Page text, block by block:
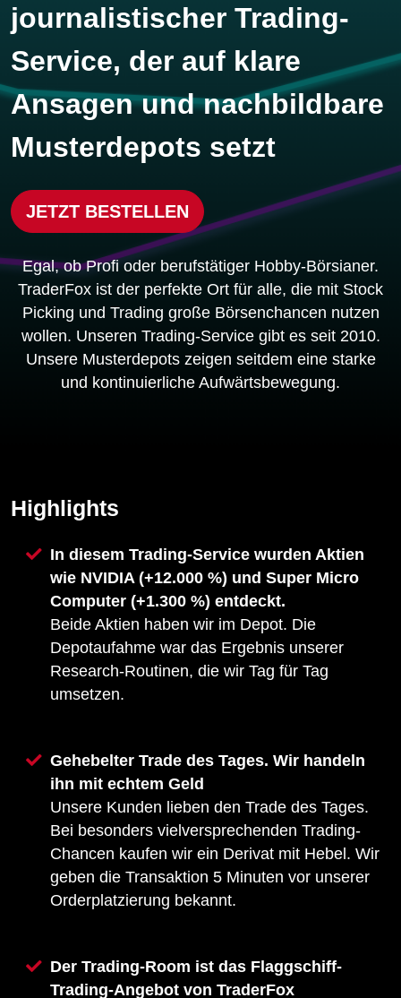
journalistischer Trading-
Service, der auf klare
Ansagen und nachbildbare
Musterdepots setzt
JETZT BESTELLEN
Egal, ob Profi oder berufstätiger Hobby-Börsianer.
TraderFox ist der perfekte Ort für alle, die mit Stock
Picking und Trading große Börsenchancen nutzen
wollen. Unseren Trading-Service gibt es seit 2010.
Unsere Musterdepots zeigen seitdem eine starke
und kontinuierliche Aufwärtsbewegung.
Highlights
In diesem Trading-Service wurden Aktien
wie NVIDIA (+12.000 %) und Super Micro
Computer (+1.300 %) entdeckt.
Beide Aktien haben wir im Depot. Die
Depotaufahme war das Ergebnis unserer
Research-Routinen, die wir Tag für Tag
umsetzen.
Gehebelter Trade des Tages. Wir handeln
ihn mit echtem Geld
Unsere Kunden lieben den Trade des Tages.
Bei besonders vielversprechenden Trading-
Chancen kaufen wir ein Derivat mit Hebel. Wir
geben die Transaktion 5 Minuten vor unserer
Orderplatzierung bekannt.
Der Trading-Room ist das Flaggschiff-
Trading-Angebot von TraderFox